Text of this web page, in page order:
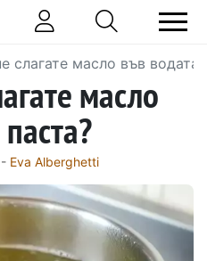
слагате масло във водата
масло
Eva Alberghetti